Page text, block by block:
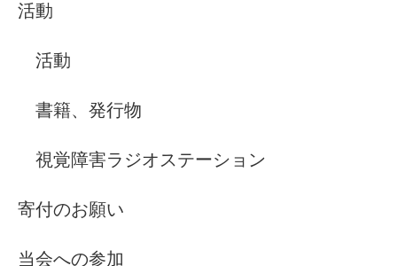
活動
活動
書籍、発行物
視覚障害ラジオステーション
寄付のお願い
当会への参加